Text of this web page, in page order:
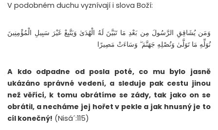
V podobném duchu vyznívají i slova Boží:
وَمَن يُشَاقِقِ الرَّسُولَ مِن بَعْدِ مَا تَبَيَّنَ لَهُ الْهُدَىٰ وَيَتَّبِعْ غَيْرَ سَبِيلِ الْمُؤْمِنِينَ
نُوَلِّهِ مَا تَوَلَّىٰ وَنُصْلِهِ جَهَنَّمَ ۖ وَسَاءَتْ مَصِيرًا
A kdo odpadne od posla poté, co mu bylo jasně
ukázáno správné vedení, a sleduje pak cestu jinou
než věřící, k tomu obrátíme se zády, tak jako on se
obrátil, a necháme jej hořet v pekle a jak hnusný je to
cíl konečný! (Nisá´:115)